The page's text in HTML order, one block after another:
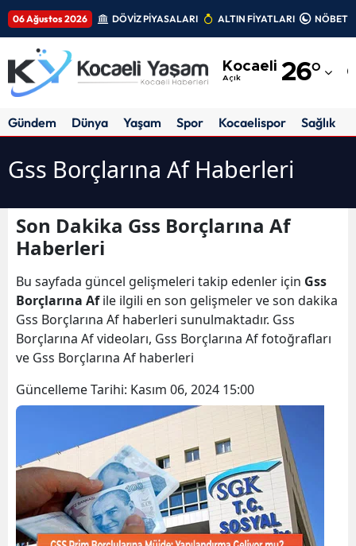
06 Ağustos 2026 DÖVİZ PİYASALARI ALTIN FİYATLARI
Kocaeli
Açık 26°
Adıyaman
Amasya
Ankara
Artvin
Aydın
Balıkesir
Bingöl
Bolu
Burdur
Bursa
Gündem Dünya Yaşam Spor Kocaelispor Sağlık
Gss Borçlarına Af Haberleri
Son Dakika Gss Borçlarına Af
Haberleri
Bu sayfada güncel gelişmeleri takip edenler için Gss
Borçlarına Afile ilgili en son gelişmeler ve son dakika
Gss Borçlarına Af haberleri sunulmaktadır. Gss
Borçlarına Af videoları, Gss Borçlarına Af fotoğrafları
ve Gss Borçlarına Af haberleri
Güncelleme Tarihi: Kasım 06, 2024 15:00